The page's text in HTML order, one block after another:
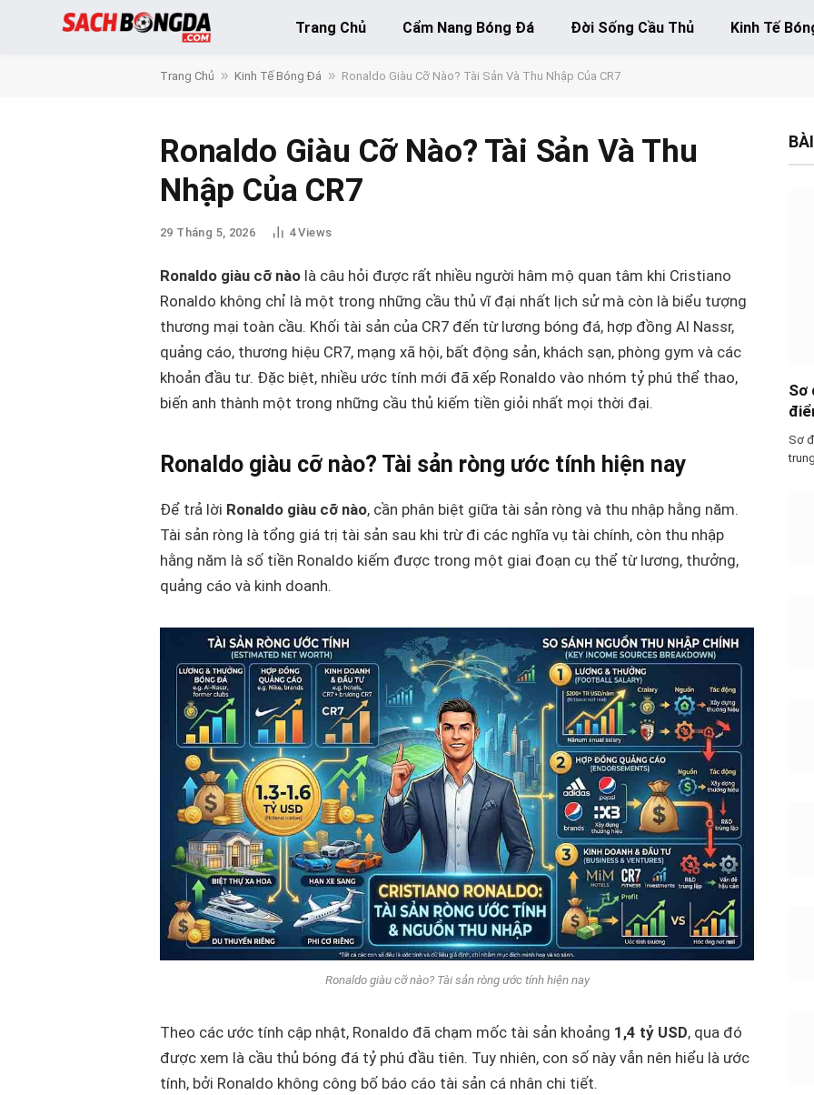
Trang Chủ Cẩm Nang Bóng Đá Đời Sống Cầu Thủ Kinh Tế
Trang Chủ » Kinh Tế Bóng Đá » Ronaldo Giàu Cỡ Nào? Tài Sản Và Thu Nhập Của CR7
Ronaldo Giàu Cỡ Nào? Tài Sản Và Thu
Nhập Của CR7
29 Tháng 5, 2026 4Views
Ronaldo giàu cỡ nào là câu hỏi được rất nhiều người hâm mộ quan tâm khi Cristiano
Ronaldo không chỉ là một trong những cầu thủ vĩ đại nhất lịch sử mà còn là biểu tượng
thương mại toàn cầu. Khối tài sản của CR7 đến từ lương bóng đá, hợp đồng Al Nassr,
quảng cáo, thương hiệu CR7, mạng xã hội, bất động sản, khách sạn, phòng gym và các
khoản đầu tư. Đặc biệt, nhiều ước tính mới đã xếp Ronaldo vào nhóm tỷ phú thể thao,
biến anh thành một trong những cầu thủ kiếm tiền giỏi nhất mọi thời đại.
Ronaldo giàu cỡ nào? Tài sản ròng ước tính hiện nay
Để trả lời Ronaldo giàu cỡ nào, cần phân biệt giữa tài sản ròng và thu nhập hằng năm.
Tài sản ròng là tổng giá trị tài sản sau khi trừ đi các nghĩa vụ tài chính, còn thu nhập
hằng năm là số tiền Ronaldo kiếm được trong một giai đoạn cụ thể từ lương, thưởng,
quảng cáo và kinh doanh.
Ronaldo giàu cỡ nào? Tài sản ròng ước tính hiện nay
Theo các ước tính cập nhật, Ronaldo đã chạm mốc tài sản khoảng 1,4 tỷ USD, qua đó
được xem là cầu thủ bóng đá tỷ phú đầu tiên. Tuy nhiên, con số này vẫn nên hiểu là ước
tính, bởi Ronaldo không công bố báo cáo tài sản cá nhân chi tiết.
Sơ
Sơ